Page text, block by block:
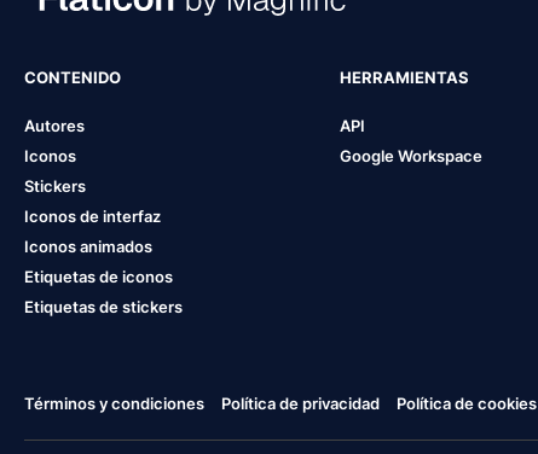
CONTENIDO
Autores
Iconos
Stickers
Iconos de interfaz
Iconos animados
Etiquetas de iconos
Etiquetas de stickers
HERRAMIENTAS
API
Google Workspace
Términos y condiciones Política de privacidad Política de cookies